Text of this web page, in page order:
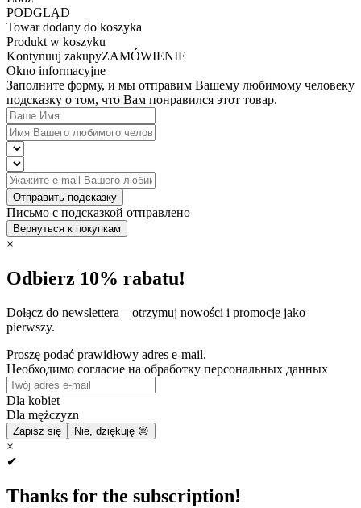
PODGLĄD
Towar dodany do koszyka
Produkt w koszyku
Kontynuuj zakupyZAMÓWIENIE
Okno informacyjne
Заполните форму, и мы отправим Вашему любимому человеку
подсказку о том, что Вам понравился этот товар.
Отправить подсказку
Письмо с подсказкой отправлено
Вернуться к покупкам
×
Odbierz 10% rabatu!
Dołącz do newslettera – otrzymuj nowości i promocje jako
pierwszy.
Proszę podać prawidłowy adres e-mail.
Необходимо согласие на обработку персональных данных
Dla kobiet
Dla mężczyzn
Zapisz się Nie, dziękuję 😔
×
✔
Thanks for the subscription!